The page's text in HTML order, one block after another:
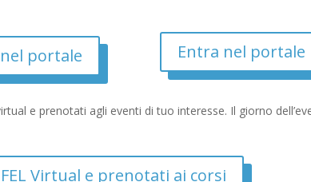
portale Entra nel portale
e prenotati agli eventi di tuo interesse. Il giorno
Virtual e prenotati ai corsi